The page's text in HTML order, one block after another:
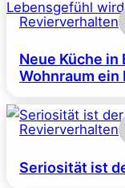
Revierverhalten
Neue Küche in
Wohnraum
Revierverhalten
Seriosität ist